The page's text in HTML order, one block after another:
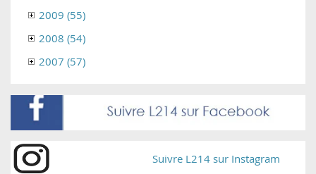
2009 (55)
2008 (54)
2007 (57)
Suivre L214 sur Instagram